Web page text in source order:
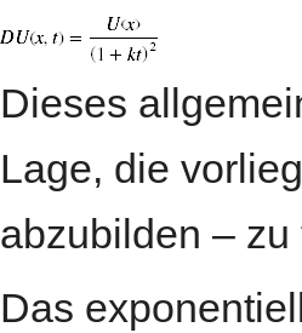
Dieses
Lage, die
abzubilden – zu
Das